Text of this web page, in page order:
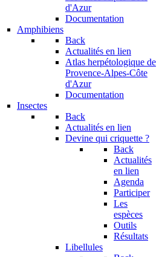
d'Azur
Documentation
Amphibiens
Back
Actualités en lien
Atlas herpétologique de
Provence-Alpes-Côte
d'Azur
Documentation
Insectes
Back
Actualités en lien
Devine qui criquette ?
Back
Actualités
en lien
Agenda
Participer
Les
espèces
Outils
Résultats
Libellules